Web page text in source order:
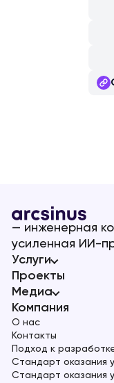
— инженерная
усиленная ИИ-
Услуги
Проекты
Медиа
Компания
О нас
Контакты
Подход к
Стандарт оказания
Стандарт оказания